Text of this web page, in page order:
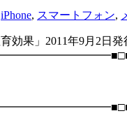
iPhone, スマートフォン,
効果」2011年9月2日発